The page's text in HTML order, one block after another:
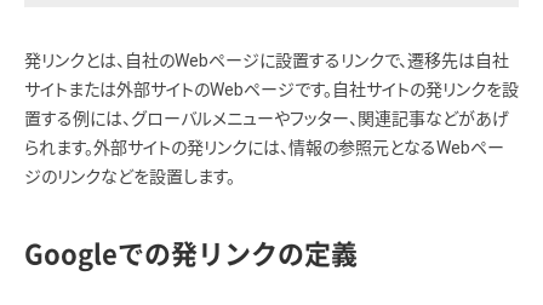
発リンクとは、自社のWebページに設置するリンクで、遷移先は自社
サイトまたは外部サイトのWebページです。自社サイトの発リンクを設
置する例には、グローバルメニューやフッター、関連記事などがあげ
られます。外部サイトの発リンクには、情報の参照元となるWebペー
ジのリンクなどを設置します。
Googleでの発リンクの定義